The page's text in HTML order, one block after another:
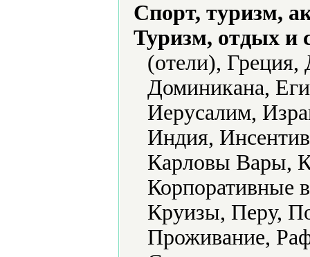
Спорт, туризм,
Туризм, отдых и
(отели),
Доминикана,
Иерусалим,
Индия,
Карловы Вары,
Корпоративные
Круизы, Перу,
Проживание,